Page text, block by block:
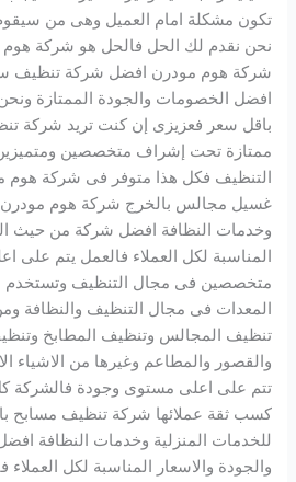
تكون مشكلة امام العميل وهى من سيقوم
نحن نقدم لك الحل فالحل هو شركة هوم
شركة هوم مودرن افضل شركة تنظيف
افضل الخصومات والجودة الممتازة
باقل سعر فعزيزى إن كنت تريد شركة
ممتازة تحت إشراف متخصصين
التنظيف فكل هذا متوفر فى شركة هوم
غسيل مجالس بالخرج شركة هوم مودرن
وخدمات النظافة افضل شركة من حيث
المناسبة لكل العملاء فالعمل يتم
متخصصين فى مجال التنظيف وتستخدم
المعدات فى مجال التنظيف والنظافة
تنظيف المجالس وتنظيف المطابخ
والقصور والمطاعم وغيرها من الاشياء
تتم على اعلى مستوى وجودة فالشركة كل
كسب ثقة عملائها شركة تنظيف مسابح
للخدمات المنزلية وخدمات النظافة
والجودة والاسعار المناسبة لكل العملاء